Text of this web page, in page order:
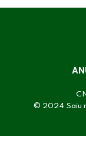
© 2024 Saiu